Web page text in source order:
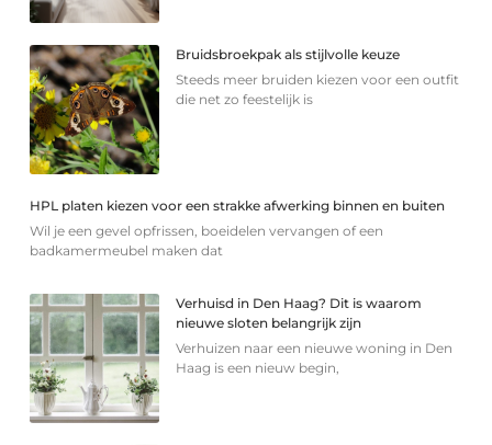
Bruidsbroekpak als stijlvolle keuze
Steeds meer bruiden kiezen voor een outfit
die net zo feestelijk is
HPL platen kiezen voor een strakke afwerking binnen en buiten
Wil je een gevel opfrissen, boeidelen vervangen of een
badkamermeubel maken dat
Verhuisd in Den Haag? Dit is waarom
nieuwe sloten belangrijk zijn
Verhuizen naar een nieuwe woning in Den
Haag is een nieuw begin,